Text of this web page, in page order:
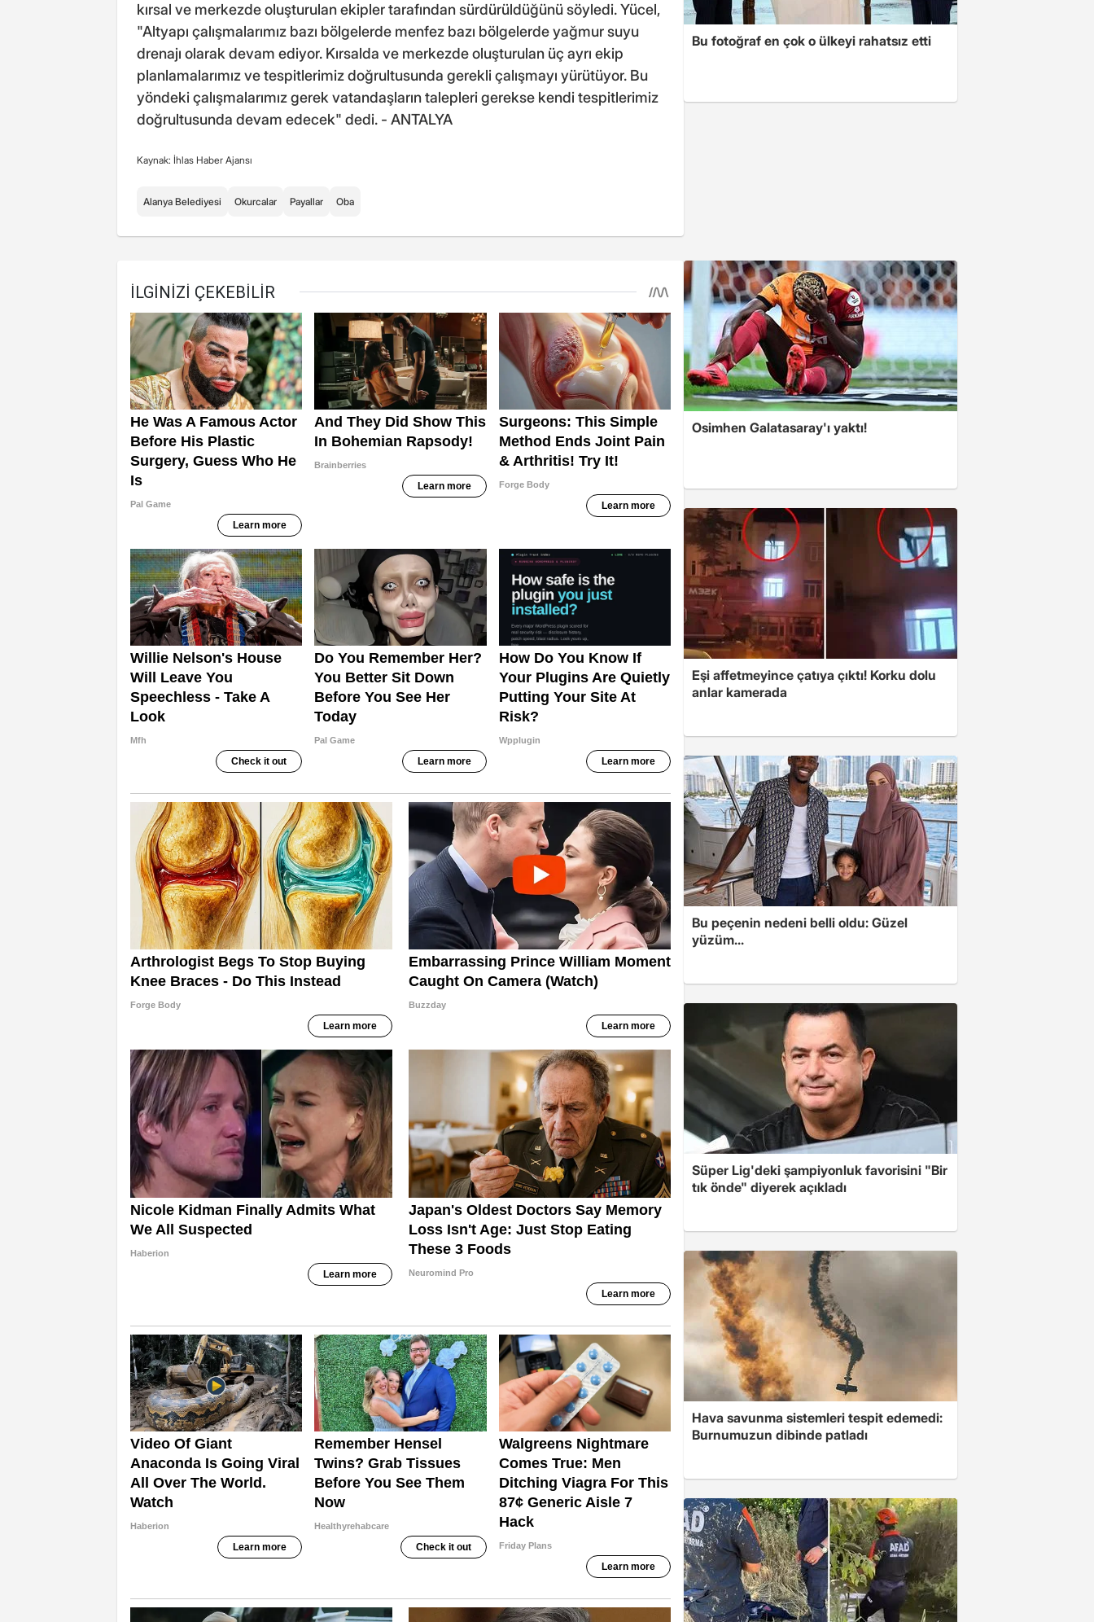
kırsal ve merkezde oluşturulan ekipler tarafından sürdürüldüğünü söyledi. Yücel,
"Altyapı çalışmalarımız bazı bölgelerde menfez bazı bölgelerde yağmur suyu
drenajı olarak devam ediyor. Kırsalda ve merkezde oluşturulan üç ayrı ekip
planlamalarımız ve tespitlerimiz doğrultusunda gerekli çalışmayı yürütüyor. Bu
yöndeki çalışmalarımız gerek vatandaşların talepleri gerekse kendi tespitlerimiz
doğrultusunda devam edecek" dedi. - ANTALYA
Kaynak: İhlas Haber Ajansı
Alanya Belediyesi Okurcalar Payallar Oba
Bu fotoğraf en çok o ülkeyi rahatsız etti
Osimhen Galatasaray'ı yaktı!
Eşi affetmeyince çatıya çıktı! Korku dolu
anlar kamerada
Bu peçenin nedeni belli oldu: Güzel
yüzüm...
Süper Lig'deki şampiyonluk favorisini "Bir
tık önde" diyerek açıkladı
Hava savunma sistemleri tespit edemedi:
Burnumuzun dibinde patladı